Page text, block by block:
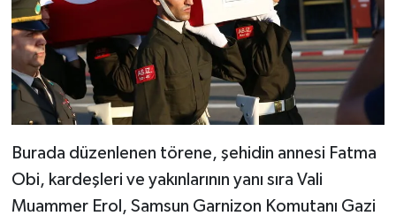
Burada düzenlenen törene, şehidin annesi Fatma
Obi, kardeşleri ve yakınlarının yanı sıra Vali
Muammer Erol, Samsun Garnizon Komutanı Gazi